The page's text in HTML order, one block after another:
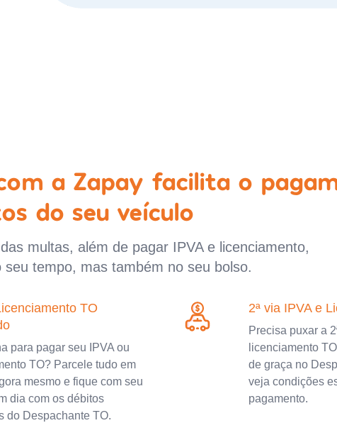
a Zapay facilita o
do seu veículo
multas, além de pagar IPVA e licenciamento,
tempo, mas também no seu bolso.
TO
para pagar seu IPVA ou
TO? Parcele tudo em
mesmo e fique com seu
dia com os débitos
do Despachante TO.
2ª via IPVA e
Precisa puxar a
licenciamento
de graça no
veja condições
pagamento.